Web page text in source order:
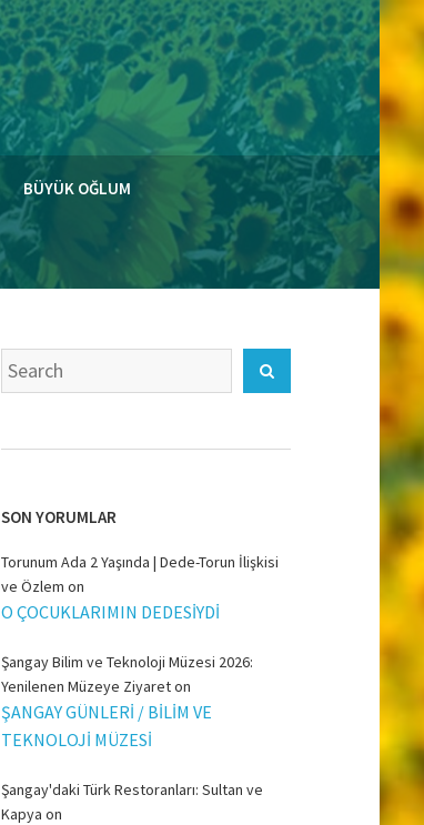
BÜYÜK OĞLUM
Search
for:
SON YORUMLAR
Torunum Ada 2 Yaşında | Dede-Torun İlişkisi
ve Özlem on
O ÇOCUKLARIMIN DEDESİYDİ
Şangay Bilim ve Teknoloji Müzesi 2026:
Yenilenen Müzeye Ziyareton
ŞANGAY GÜNLERİ / BİLİM VE
TEKNOLOJİ MÜZESİ
Şangay'daki Türk Restoranları: Sultan ve
Kapya on